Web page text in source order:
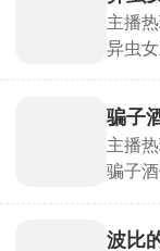
方设
挖掘
谜题
主播
异虫
在这
败更
自己
王，
骗子
主播
骗子
理博
波比